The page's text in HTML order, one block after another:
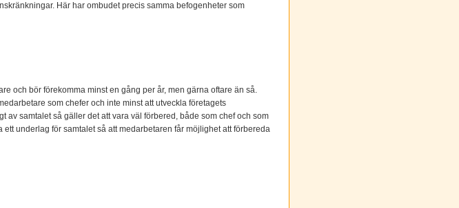
Här har ombudet precis samma befogenheter som
och bör förekomma minst en gång per år, men gärna oftare än så.
som chefer och inte minst att utveckla företagets
av samtalet så gäller det att vara väl förbered, både som chef och som
underlag för samtalet så att medarbetaren får möjlighet att förbereda